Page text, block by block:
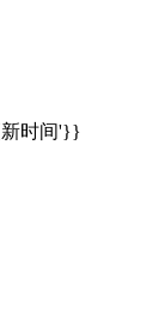
新时间'}}